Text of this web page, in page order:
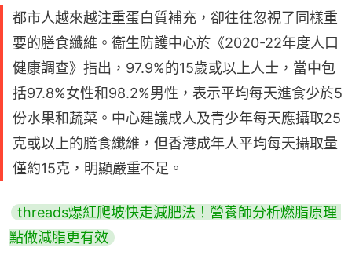
都市人越來越注重蛋白質補充，卻往往忽視了同樣重
要的膳食纖維。衞生防護中心於《2020-22年度人口
健康調查》指出，97.9%的15歲或以上人士，當中包
括97.8%女性和98.2%男性，表示平均每天進食少於5
份水果和蔬菜。中心建議成人及青少年每天應攝取25
克或以上的膳食纖維，但香港成年人平均每天攝取量
僅約15克，明顯嚴重不足。
threads爆紅爬坡快走減肥法！營養師分析燃脂原理
點做減脂更有效